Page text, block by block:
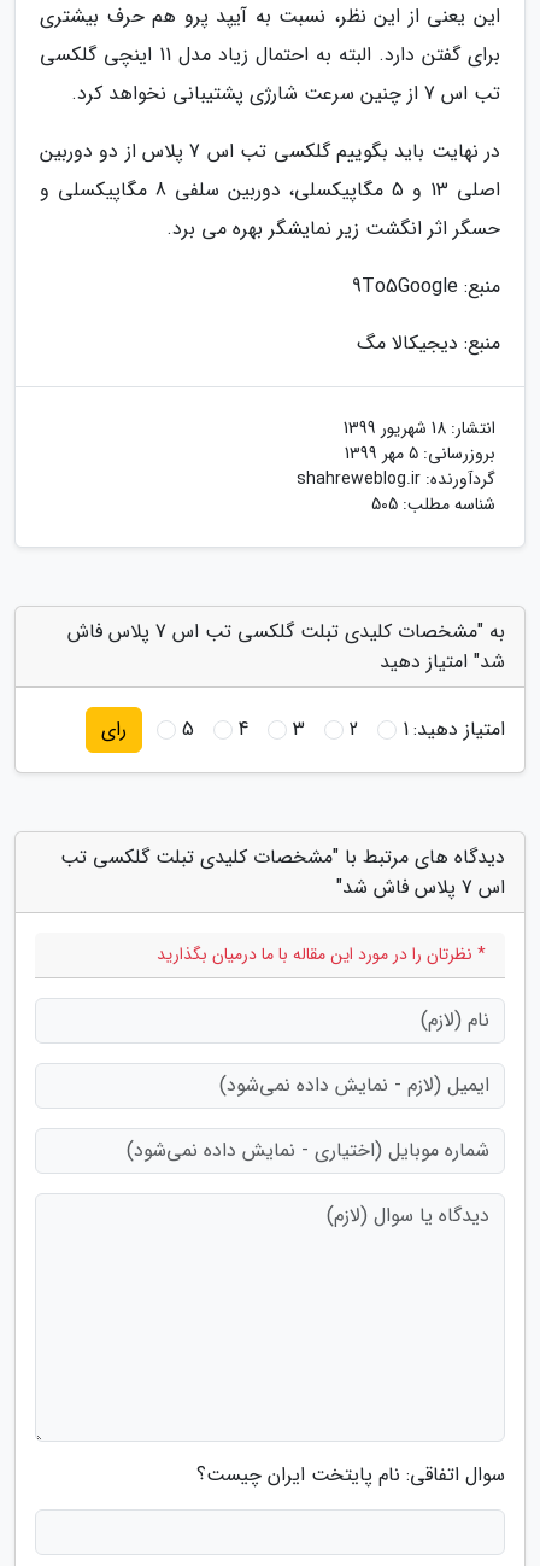
این یعنی از این نظر، نسبت به آیپد پرو هم حرف بیشتری
برای گفتن دارد. البته به احتمال زیاد مدل 11 اینچی گلکسی
تب اس 7 از چنین سرعت شارژی پشتیبانی نخواهد کرد.
در نهایت باید بگوییم گلکسی تب اس 7 پلاس از دو دوربین
اصلی 13 و 5 مگاپیکسلی، دوربین سلفی 8 مگاپیکسلی و
حسگر اثر انگشت زیر نمایشگر بهره می برد.
منبع: 9To5Google
منبع: دیجیکالا مگ
انتشار: 18 شهریور 1399
بروزرسانی: 5 مهر 1399
گردآورنده: shahreweblog.ir
شناسه مطلب: 505
به "مشخصات کلیدی تبلت گلکسی تب اس 7 پلاس فاش
شد" امتیاز دهید
امتیاز دهید:1
2
3
4
5 رای
دیدگاه های مرتبط با "مشخصات کلیدی تبلت گلکسی تب
اس 7 پلاس فاش شد"
* نظرتان را در مورد این مقاله با ما درمیان بگذارید
سوال اتفاقی: نام پایتخت ایران چیست؟